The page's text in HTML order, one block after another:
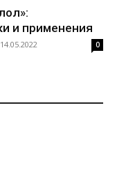
и применения
14.05.2022 0